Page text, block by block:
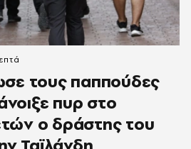
τους παππούδες
πυρ στο
ο δράστης του